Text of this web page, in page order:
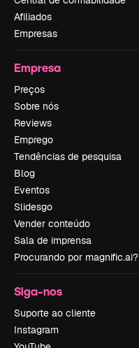
Afiliados
Empresas
Empresa
Preços
Sobre nós
Reviews
Emprego
Tendências de pesquisa
Blog
Eventos
Slidesgo
Vender conteúdo
Sala de imprensa
Procurando por magnific.ai?
Siga-nos
Suporte ao cliente
Instagram